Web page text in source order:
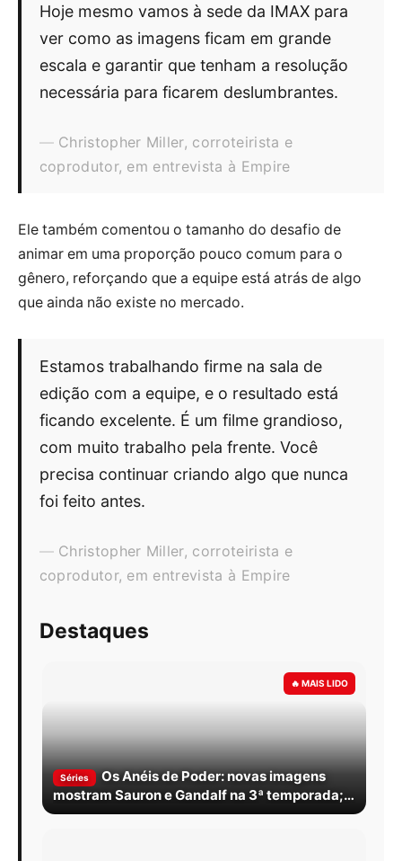
Hoje mesmo vamos à sede da IMAX para
ver como as imagens ficam em grande
escala e garantir que tenham a resolução
necessária para ficarem deslumbrantes.
Christopher Miller, corroteirista e
coprodutor, em entrevista à Empire
Ele também comentou o tamanho do desafio de
animar em uma proporção pouco comum para o
gênero, reforçando que a equipe está atrás de algo
que ainda não existe no mercado.
Estamos trabalhando firme na sala de
edição com a equipe, e o resultado está
ficando excelente. É um filme grandioso,
com muito trabalho pela frente. Você
precisa continuar criando algo que nunca
foi feito antes.
Christopher Miller, corroteirista e
coprodutor, em entrevista à Empire
Destaques
Séries
Os Anéis de Poder: novas imagens
mostram Sauron e Gandalf na 3ª temporada;
veja quando estreia